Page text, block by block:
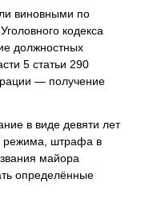
виновными по
кодекса
должностных
5 статьи 290
— получение
в виде девяти лет
режима, штрафа в
майора
определённые